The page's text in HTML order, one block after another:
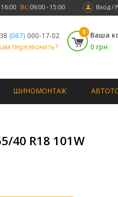
Вход /
Вс: 09:00 - 15:00
(067) 000-17-02
перезвонить?
0
Ваша
0 грн
ШИНОМОНТАЖ
40 R18 101W